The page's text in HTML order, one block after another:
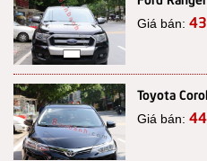
Giá bán:
Toyota
Giá bán: